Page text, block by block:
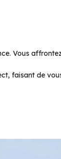
Vous
faisant de